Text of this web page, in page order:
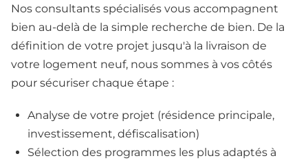
Nos consultants spécialisés vous accompagnent
bien au-delà de la simple recherche de bien. De la
définition de votre projet jusqu'à la livraison de
votre logement neuf, nous sommes à vos côtés
pour sécuriser chaque étape :
Analyse de votre projet (résidence principale,
investissement, défiscalisation)
Sélection des programmes les plus adaptés à